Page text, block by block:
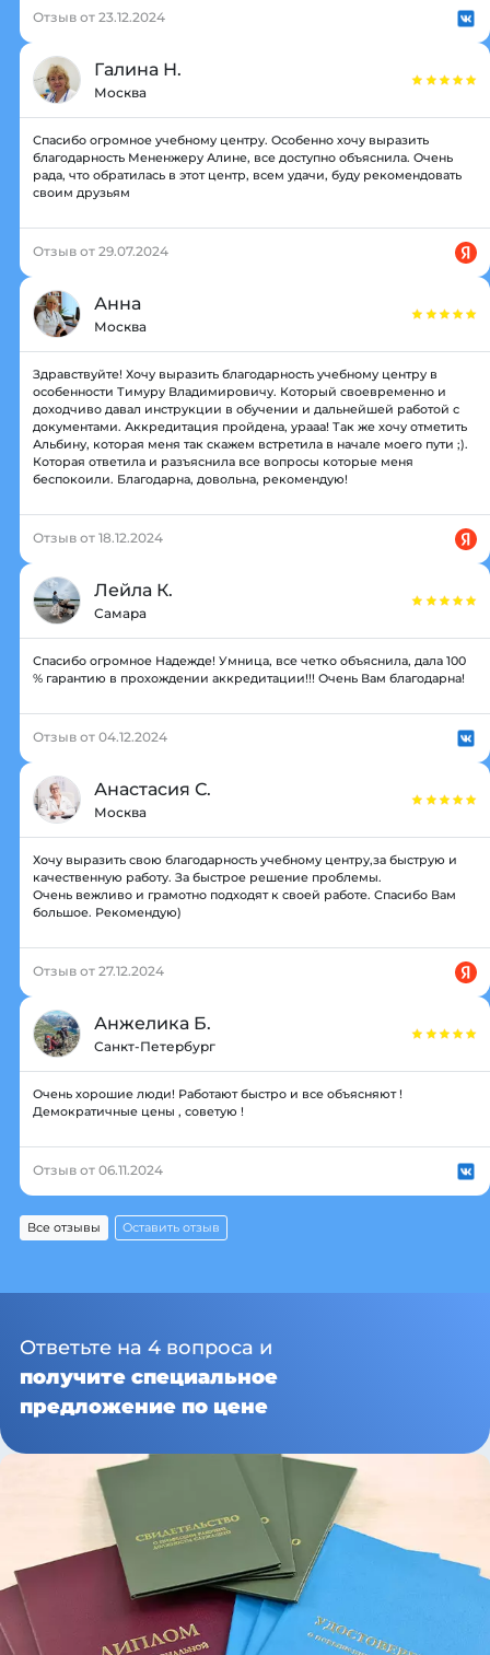
Отзыв от 23.12.2024
Галина Н.
Москва
Спасибо огромное учебному центру. Особенно хочу выразить
благодарность Мененжеру Алине, все доступно объяснила. Очень
рада, что обратилась в этот центр, всем удачи, буду рекомендовать
своим друзьям
Отзыв от 29.07.2024
Анна
Москва
Здравствуйте! Хочу выразить благодарность учебному центру в
особенности Тимуру Владимировичу. Который своевременно и
доходчиво давал инструкции в обучении и дальнейшей работой с
документами. Аккредитация пройдена, урааа! Так же хочу отметить
Альбину, которая меня так скажем встретила в начале моего пути ;).
Которая ответила и разъяснила все вопросы которые меня
беспокоили. Благодарна, довольна, рекомендую!
Отзыв от 18.12.2024
Лейла К.
Самара
Спасибо огромное Надежде! Умница, все четко объяснила, дала 100
% гарантию в прохождении аккредитации!!! Очень Вам благодарна!
Отзыв от 04.12.2024
Анастасия С.
Москва
Хочу выразить свою благодарность учебному центру,за быструю и
качественную работу. За быстрое решение проблемы.
Очень вежливо и грамотно подходят к своей работе. Спасибо Вам
большое. Рекомендую)
Отзыв от 27.12.2024
Анжелика Б.
Санкт-Петербург
Очень хорошие люди! Работают быстро и все объясняют !
Демократичные цены , советую !
Отзыв от 06.11.2024
Все отзывы Оставить отзыв
Ответьте на 4 вопроса и
получите специальное
предложение по цене